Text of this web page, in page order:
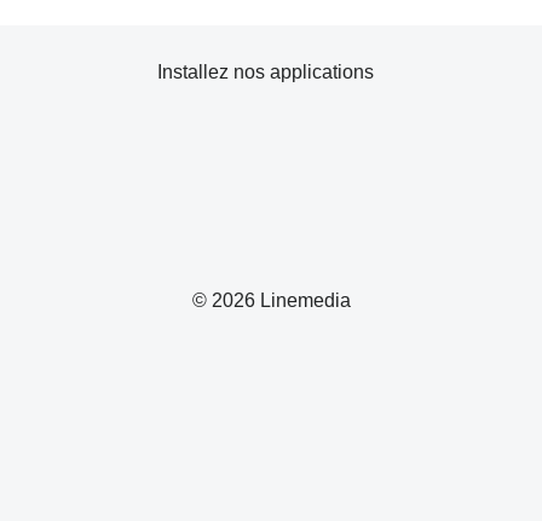
© 2026 Linemedia
Installez nos applications